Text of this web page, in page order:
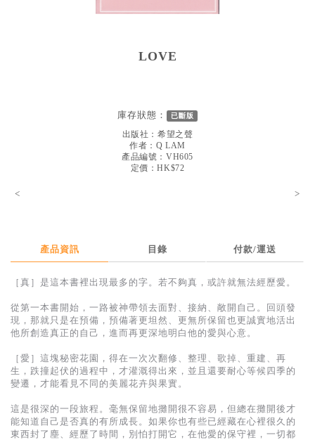
得獎作品推介
暢銷榜
中文二手書
英文二手書
精選英文書
電子書
基道 Top 50
LOVE
庫存狀態： 已斷版
出版社： 希望之聲
作者： Q LAM
產品編號：VH605
定價：HK$72
< >
產品資訊 目錄 付款/運送
［真］是這本書裡出現最多的字。若不夠真，或許就無法經歷愛。
從第一本書開始，一路被神帶領去面對、接納、敞開自己。回頭發
現，那就只是在預備，預備著更坦然、更無所保留也更誠實地活出
他所創造真正的自己，進而再更深地明白他的愛與心意。
［愛］這塊秘密花園，得在一次次翻修、整理、歌掉、重建、再
生，跌撞起伏的過程中，才灌溉得出來，並且還要耐心等候四季的
變遷，才能看見不同的美麗花卉與果實。
這是很深的一段旅程。毫無保留地攤開很不容易，但總在攤開後才
能知道自己是否真的有所成長。如果你也有些已經藏在心裡很久的
東西封了塵、經歷了時間，別怕打開它，在他愛的保守裡，一切都